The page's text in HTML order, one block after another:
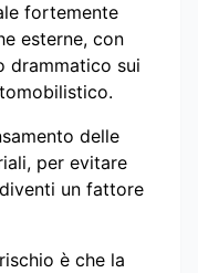
fortemente
esterne, con
drammatico sui
delle
per evitare
un fattore
è che la